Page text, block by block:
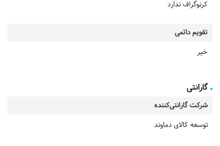
کرنوگراف ندارد
تقویم دائمی
خیر
گارانتی
شرکت گارانتی‌کننده
توسعه کالای دماوند